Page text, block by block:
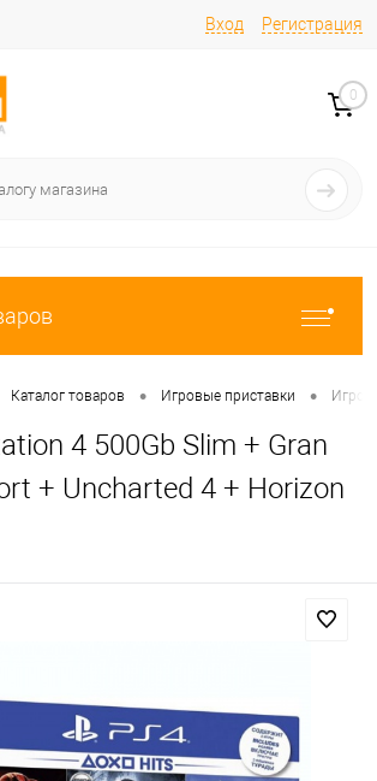
Вход Регистрация
0
Каталог товаров • Игровые приставки •
4 500Gb Slim + Gran
+ Uncharted 4 + Horizon